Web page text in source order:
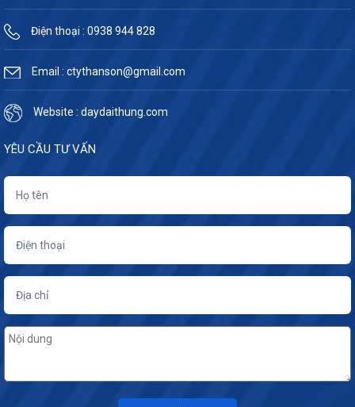
Điện thoại : 0938 944 828
Email : ctythanson@gmail.com
Website : daydaithung.com
YÊU CẦU TƯ VẤN